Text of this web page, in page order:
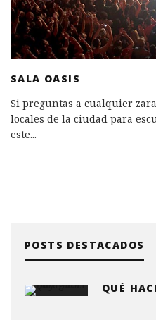
SALA OASIS
Si preguntas a cualquier
locales de la ciudad para
este...
POSTS DESTACADOS
QUÉ